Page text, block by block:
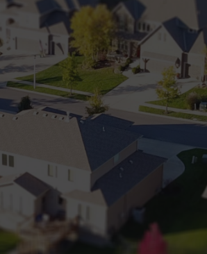
A PROPOS DE NOUS
CONTACT
ESTIMATION GRATUITE
+32 (0) 2 660 50 50
Bruxelles Sud
Sambreville